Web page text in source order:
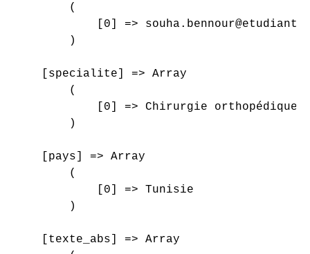
        (
[0] => souha.bennour@etudiant-
        )
    [specialite] => Array
        (
[0] => Chirurgie orthopédique
        )
    [pays] => Array
        (
            [0] => Tunisie
        )
    [texte_abs] => Array